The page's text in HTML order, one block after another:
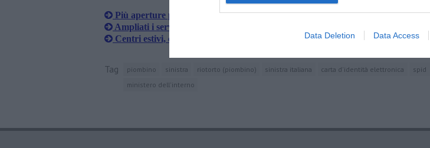
Data Deletion Data Access
Più aperture per rifare la carta d'identità
Ampliati i servizi allo sportello di Salivoli
Centri estivi, confermato sostegno alle famiglie
Tag piombino sinistra riotorto (piombino) sinistra italiana carta d'identità elettronica
spid
ministero dell'interno